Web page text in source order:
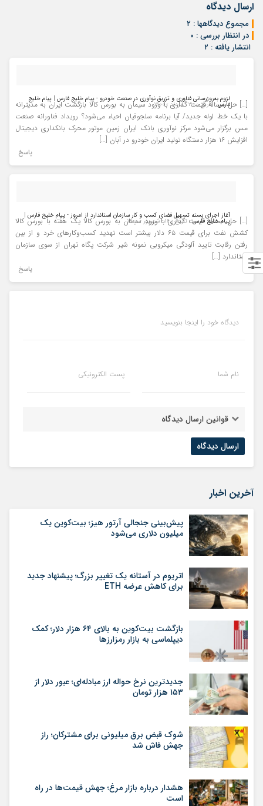
ارسال دیدگاه
مجموع دیدگاهها : ۲
در انتظار بررسی : ۰
انتشار یافته : ۲
لزوم به‌روزرسانی فناوری و تزریق نوآوری در صنعت خودرو - پیام خلیج فارس | پیام خلیج
فارس- تاریخ : ۳۰ - مرداد - ۱۴۰۰
[…] حل مساله قیمت گذاری با ورود سیمان به بورس کالا بازگشت ایران به مدیترانه
با یک خط لوله جدید/ آیا برنامه سلجوقیان احیاء می‌شود؟ رویداد فناورانه صنعت
مس برگزار می‌شود مرکز نوآوری بانک ایران زمین موتور محرک بانکداری دیجیتال
افزایش ۱۶ هزار دستگاه تولید ایران خودرو در آبان […]
پاسخ
آغاز اجرای بسته تسهیل فضای کسب و کار سازمان استاندارد از امروز - پیام خلیج فارس |
پیام خلیج فارس- تاریخ : ۱۶ - شهریور - ۱۴۰۰
[…] حل مساله قیمت گذاری با ورود سیمان به بورس کالا یک هفته با بورس کالا
کشش نفت برای قیمت ۶۵ دلار بیشتر است تهدید کسب‌وکارهای خرد و از بین
رفتن رقابت تایید آلودگی میکروبی نمونه شیر شرکت پگاه تهران از سوی سازمان
استاندارد […]
پاسخ
دیدگاه خود را اینجا بنویسید
نام شما پست الکترونیکی
قوانین ارسال دیدگاه
آخرین اخبار
پیش‌بینی جنجالی آرتور هیز؛ بیت‌کوین یک
میلیون دلاری می‌شود
اتریوم در آستانه یک تغییر بزرگ؛ پیشنهاد جدید
برای کاهش عرضه ETH
بازگشت بیت‌کوین به بالای ۶۴ هزار دلار؛ کمک
دیپلماسی به بازار رمزارزها
جدیدترین نرخ حواله ارز مبادله‌ای؛ عبور دلار از
۱۵۳ هزار تومان
شوک قبض برق میلیونی برای مشترکان؛ راز
جهش فاش شد
هشدار درباره بازار مرغ؛ جهش قیمت‌ها در راه
است